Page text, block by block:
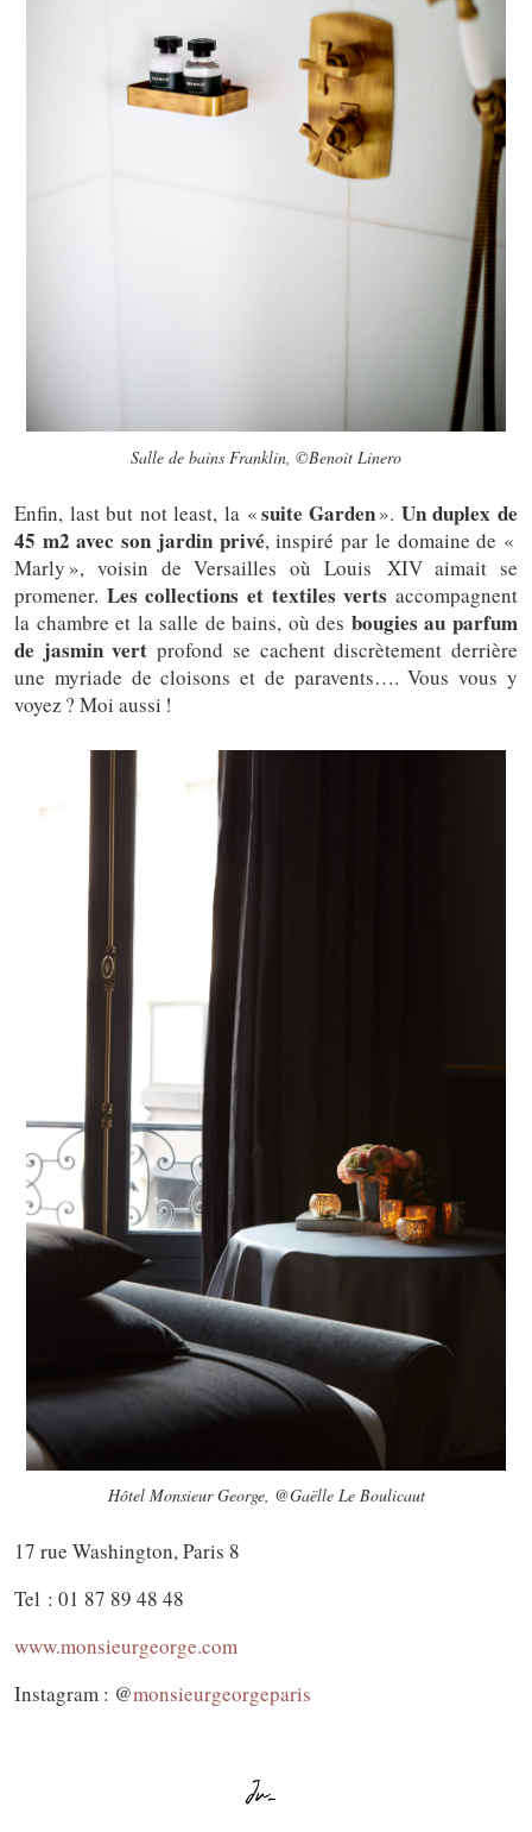
Salle de bains Franklin, ©Benoit Linero
Enfin, last but not least, la «suite Garden». Un duplex de
45 m2 avec son jardin privé, inspiré par le domaine de «
Marly », voisin de Versailles où Louis XIV aimait se
promener. Les collections et textiles verts accompagnent
la chambre et la salle de bains, où des bougies au parfum
de jasmin vert profond se cachent discrètement derrière
une myriade de cloisons et de paravents…. Vous vous y
voyez ? Moi aussi !
Hôtel Monsieur George, @Gaëlle Le Boulicaut
17 rue Washington, Paris 8
Tel : 01 87 89 48 48
www.monsieurgeorge.com
Instagram : @monsieurgeorgeparis